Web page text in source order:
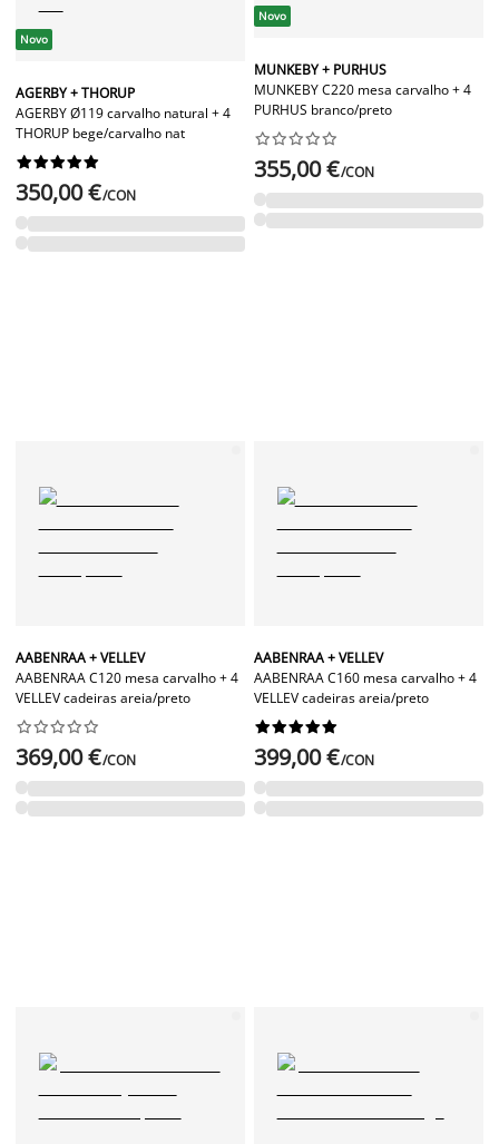
Novo
AGERBY + THORUP
AGERBY Ø119 carvalho natural + 4
THORUP bege/carvalho nat






350,00 €/CON
Novo
MUNKEBY + PURHUS
MUNKEBY C220 mesa carvalho + 4
PURHUS branco/preto






355,00 €/CON
AABENRAA + VELLEV
AABENRAA C120 mesa carvalho + 4
VELLEV cadeiras areia/preto






369,00 €/CON
AABENRAA + VELLEV
AABENRAA C160 mesa carvalho + 4
VELLEV cadeiras areia/preto






399,00 €/CON